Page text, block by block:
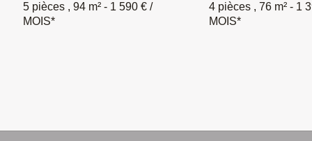
5 pièces , 94 m² - 1 590 € /
MOIS*
4 pièces , 76 m² - 1
MOIS*